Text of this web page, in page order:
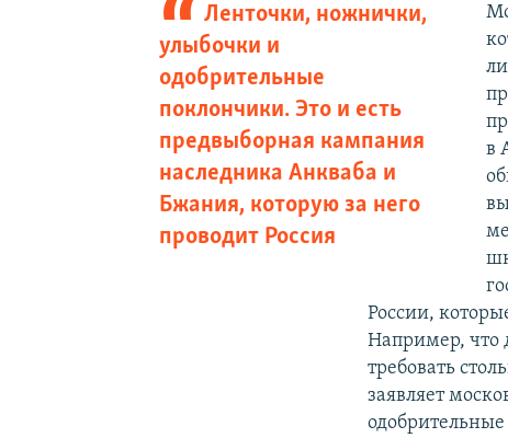
Ленточки, ножнички,
улыбочки и
одобрительные
поклончики. Это и есть
предвыборная кампания
наследника Анкваба и
Бжания, которую за него
проводит Россия
в
России,
Например, что
требовать
заявляет